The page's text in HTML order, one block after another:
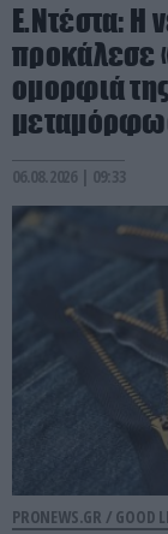
Ε.Ντέστα: Η
προκάλεσε
ομορφιά
06.08.2026 | 09:33
PRONEWS.GR / GOOD